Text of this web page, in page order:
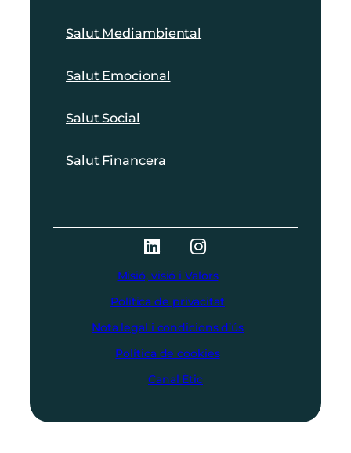
Salut Mediambiental
Salut Emocional
Salut Social
Salut Financera
Misió, visió i Valors
Política de privacitat
Nota legal i condicions d’ús
Política de cookies
Canal Ètic